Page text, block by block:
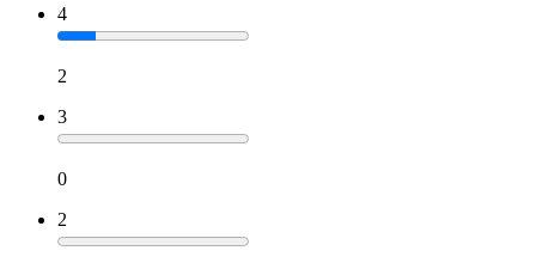
4
2
3
0
2